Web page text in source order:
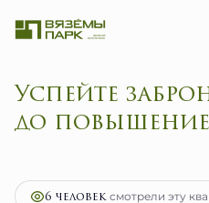
Успейте
1-комнатная34.5 м2
Ипотекаот 28 022 руб.